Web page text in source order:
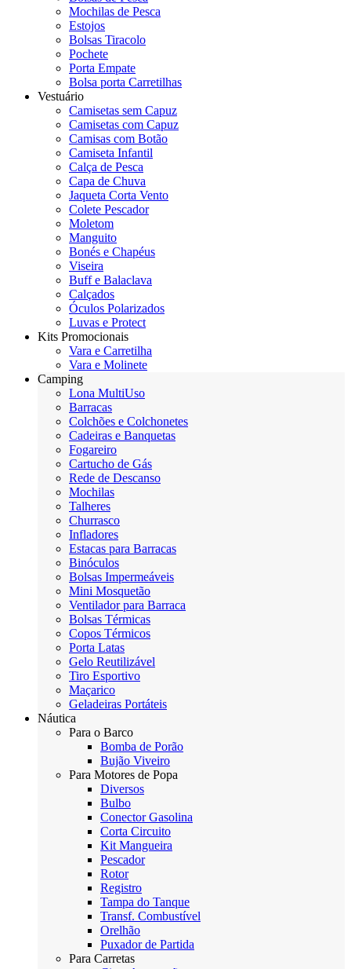
Mochilas de Pesca
Estojos
Bolsas Tiracolo
Pochete
Porta Empate
Bolsa porta Carretilhas
Vestuário
Camisetas sem Capuz
Camisetas com Capuz
Camisas com Botão
Camiseta Infantil
Calça de Pesca
Capa de Chuva
Jaqueta Corta Vento
Colete Pescador
Moletom
Manguito
Bonés e Chapéus
Viseira
Buff e Balaclava
Calçados
Óculos Polarizados
Luvas e Protect
Kits Promocionais
Vara e Carretilha
Vara e Molinete
Camping
Lona MultiUso
Barracas
Colchões e Colchonetes
Cadeiras e Banquetas
Fogareiro
Cartucho de Gás
Rede de Descanso
Mochilas
Talheres
Churrasco
Infladores
Estacas para Barracas
Binóculos
Bolsas Impermeáveis
Mini Mosquetão
Ventilador para Barraca
Bolsas Térmicas
Copos Térmicos
Porta Latas
Gelo Reutilizável
Tiro Esportivo
Maçarico
Geladeiras Portáteis
Náutica
Para o Barco
Bomba de Porão
Bujão Viveiro
Para Motores de Popa
Diversos
Bulbo
Conector Gasolina
Corta Circuito
Kit Mangueira
Pescador
Rotor
Registro
Tampa do Tanque
Transf. Combustível
Orelhão
Puxador de Partida
Para Carretas